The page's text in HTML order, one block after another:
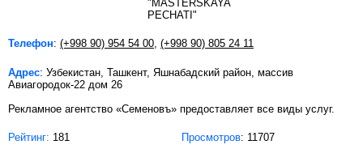
Телефон: (+998 90) 954 54 00, (+998 90) 805 24 11
Адрес: Узбекистан, Ташкент, Яшнабадский район, массив
Авиагородок-22 дом 26
Рекламное агентство «Семеновъ» предоставляет все виды услуг.
Рейтинг: 181 Просмотров: 11707